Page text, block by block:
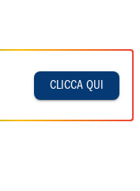
CLICCA QUI